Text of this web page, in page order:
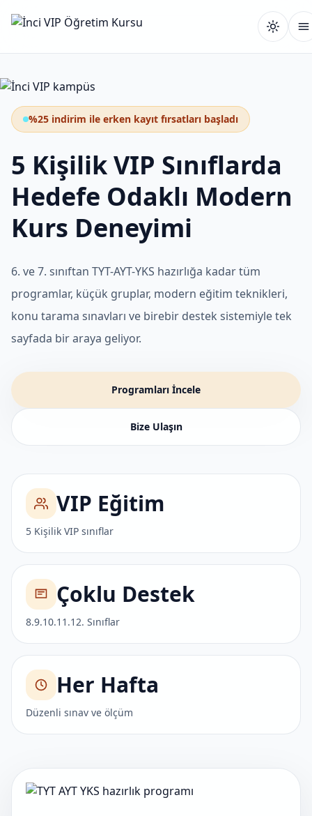
%25 indirim ile erken kayıt fırsatları başladı
5 Kişilik VIP Sınıflarda
Hedefe Odaklı Modern
Kurs Deneyimi
6. ve 7. sınıftan TYT-AYT-YKS hazırlığa kadar tüm
programlar, küçük gruplar, modern eğitim teknikleri,
konu tarama sınavları ve birebir destek sistemiyle tek
sayfada bir araya geliyor.
Programları İncele
Bize Ulaşın
VIP Eğitim
5 Kişilik VIP sınıflar
Çoklu Destek
8.9.10.11.12. Sınıflar
Her Hafta
Düzenli sınav ve ölçüm